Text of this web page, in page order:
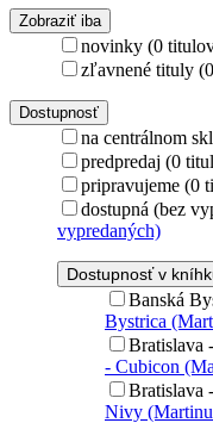
Zobraziť iba
novinky (0
zľavnené tituly
Dostupnosť
na centrálnom
predpredaj (0
pripravujeme (0
dostupná (bez
vypredaných)
Dostupnosť v
Banská
Bystrica
Bratislava
- Cubicon
Bratislava
Nivy